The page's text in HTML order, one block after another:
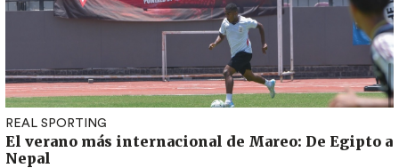
REAL SPORTING
El verano más internacional de Mareo: De Egipto a
Nepal